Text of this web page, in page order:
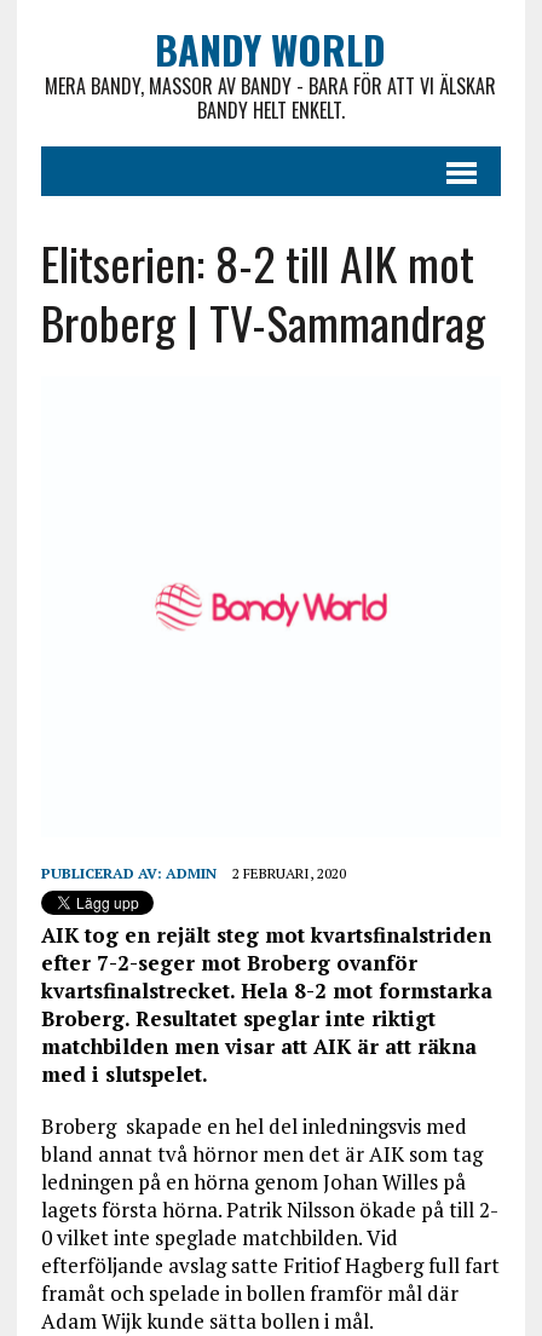
BANDY WORLD
MERA BANDY, MASSOR AV BANDY - BARA FÖR ATT VI ÄLSKAR
BANDY HELT ENKELT.
Elitserien: 8-2 till AIK mot
Broberg | TV-Sammandrag
PUBLICERAD AV: ADMIN 2 FEBRUARI, 2020
AIK tog en rejält steg mot kvartsfinalstriden
efter 7-2-seger mot Broberg ovanför
kvartsfinalstrecket. Hela 8-2 mot formstarka
Broberg. Resultatet speglar inte riktigt
matchbilden men visar att AIK är att räkna
med i slutspelet.
Broberg skapade en hel del inledningsvis med
bland annat två hörnor men det är AIK som tag
ledningen på en hörna genom Johan Willes på
lagets första hörna. Patrik Nilsson ökade på till 2-
0 vilket inte speglade matchbilden. Vid
efterföljande avslag satte Fritiof Hagberg full fart
framåt och spelade in bollen framför mål där
Adam Wijk kunde sätta bollen i mål.